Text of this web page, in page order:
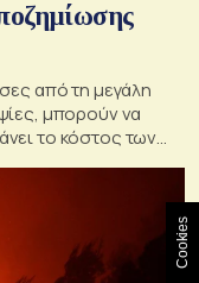
από τη μεγάλη
μπορούν να
το κόστος των
Cookies